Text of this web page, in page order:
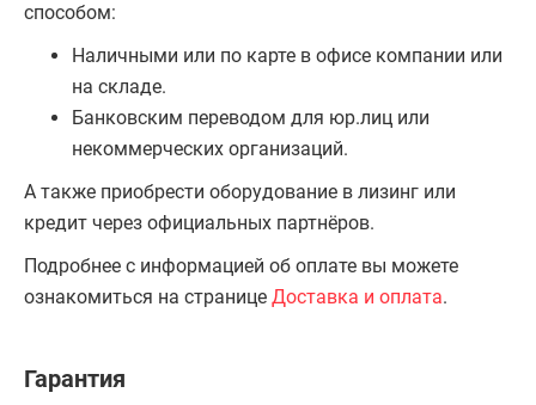
способом:
Наличными или по карте в офисе компании или
на складе.
Банковским переводом для юр.лиц или
некоммерческих организаций.
А также приобрести оборудование в лизинг или
кредит через официальных партнёров.
Подробнее с информацией об оплате вы можете
ознакомиться на странице Доставка и оплата.
Гарантия